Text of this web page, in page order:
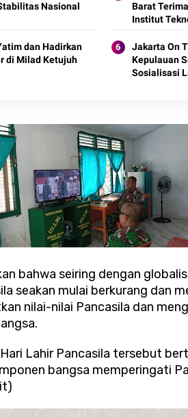
Nasional
Barat
Institut
dan Hadirkan
di Milad Ketujuh
Jakarta On
Kepulauan
Sosialisasi
bahwa seiring dengan
seakan mulai berkurang dan
nilai-nilai Pancasila dan
Lahir Pancasila tersebut
bangsa memperingati